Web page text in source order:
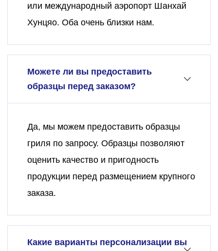
или международный аэропорт Шанхай
Хунцяо. Оба очень близки нам.
Можете ли вы предоставить
образцы перед заказом?
Да, мы можем предоставить образцы
гриля по запросу. Образцы позволяют
оценить качество и пригодность
продукции перед размещением крупного
заказа.
Какие варианты персонализации вы